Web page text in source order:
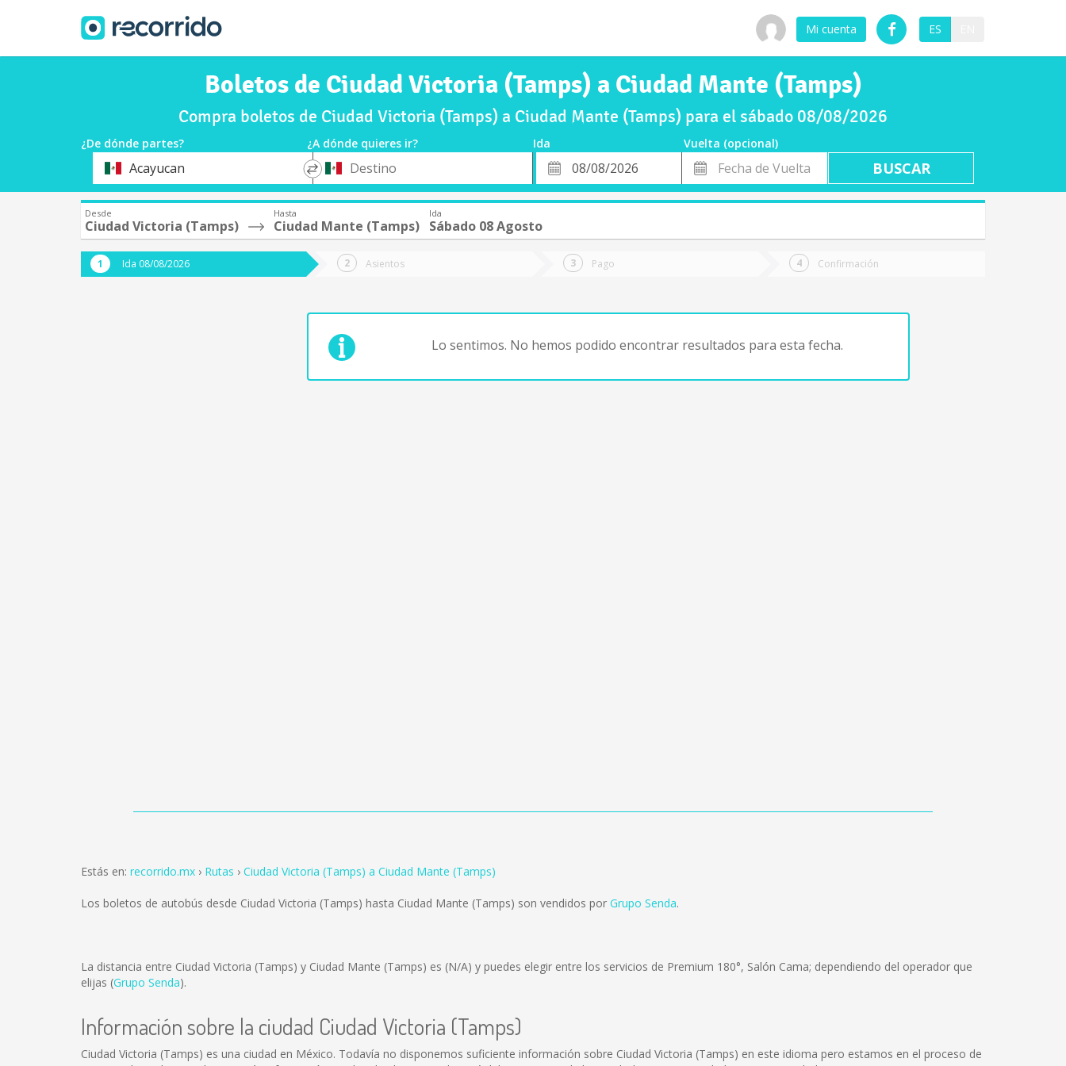
Mi cuenta ES
Boletos de Ciudad Victoria (Tamps) a Ciudad Mante (Tamps)
Compra boletos de Ciudad Victoria (Tamps) a Ciudad Mante (Tamps) para el sábado 08/08/2026
¿De dónde partes? ¿A dónde quieres ir? Ida
Vuelta (opcional)
OrigenAcayucan
*
Destino
Fecha
de
Fecha
de
Vuelta
Desde
Ciudad Victoria (Tamps)
Hasta
Ciudad Mante (Tamps)
Ida
Sábado 08 Agosto
Ida 08/08/2026 Asientos Pago Confirmación
Lo sentimos. No hemos podido encontrar resultados para esta fecha.
Estás en: recorrido.mx Rutas Ciudad Victoria (Tamps) a Ciudad Mante (Tamps)
Los boletos de autobús desde Ciudad Victoria (Tamps) hasta Ciudad Mante (Tamps) son vendidos por Grupo Senda.
La distancia entre Ciudad Victoria (Tamps) y Ciudad Mante (Tamps) es (N/A) y puedes elegir entre los servicios de Premium 180°, Salón Cama; dependiendo del operador que
elijas (Grupo Senda).
Información sobre la ciudad Ciudad Victoria (Tamps)
Ciudad Victoria (Tamps) es una ciudad en México. Todavía no disponemos suficiente información sobre Ciudad Victoria (Tamps) en este idioma pero estamos en el proceso de